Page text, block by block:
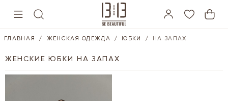
ГЛАВНАЯ / ЖЕНСКАЯ ОДЕЖДА / ЮБКИ / НА ЗАПАХ
ЖЕНСКИЕ ЮБКИ НА ЗАПАХ